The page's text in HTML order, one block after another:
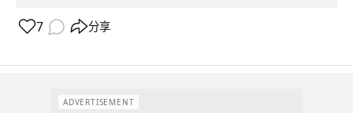
7 分享
ADVERTISEMENT